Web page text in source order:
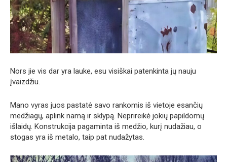
Nors jie vis dar yra lauke, esu visiškai patenkinta jų nauju
įvaizdžiu.
Mano vyras juos pastatė savo rankomis iš vietoje esančių
medžiagų, aplink namą ir sklypą. Neprireikė jokių papildomų
išlaidų. Konstrukcija pagaminta iš medžio, kurį nudažiau, o
stogas yra iš metalo, taip pat nudažytas.